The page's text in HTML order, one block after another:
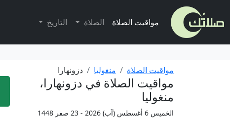
مواقيت الصلاة الصلاة التاريخ
مواقيت الصلاة
منغوليا دزونهارا
مواقيت الصلاة في دزونهارا،
منغوليا
الخميس 6 أغسطس (آب) 2026 - 23 صفر 1448